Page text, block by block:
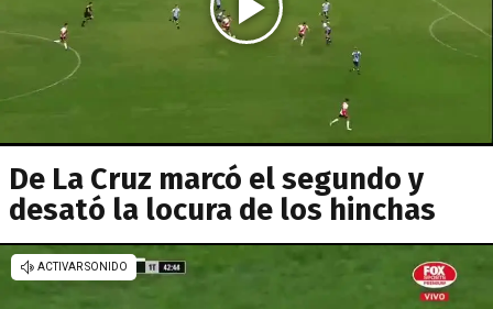
De La Cruz marcó el segundo y
desató la locura de los hinchas